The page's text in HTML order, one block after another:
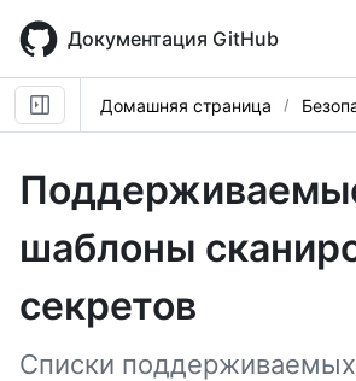
main
content
Документация GitHub
Домашняя страница
шаблоны
секретов
Списки поддерживаемых